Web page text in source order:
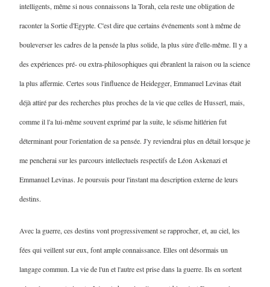
intelligents, même si nous connaissons la Torah, cela reste une obligation de
raconter la Sortie d'Egypte. C'est dire que certains événements sont à même de
bouleverser les cadres de la pensée la plus solide, la plus sûre d'elle-même. Il y a
des expériences pré- ou extra-philosophiques qui ébranlent la raison ou la science
la plus affermie. Certes sous l'influence de Heidegger, Emmanuel Levinas était
déjà attiré par des recherches plus proches de la vie que celles de Husserl, mais,
comme il l'a lui-même souvent exprimé par la suite, le séisme hitlérien fut
déterminant pour l'orientation de sa pensée. J'y reviendrai plus en détail lorsque je
me pencherai sur les parcours intellectuels respectifs de Léon Askenazi et
Emmanuel Levinas. Je poursuis pour l'instant ma description externe de leurs
destins.
Avec la guerre, ces destins vont progressivement se rapprocher, et, au ciel, les
fées qui veillent sur eux, font ample connaissance. Elles ont désormais un
langage commun. La vie de l'un et l'autre est prise dans la guerre. Ils en sortent